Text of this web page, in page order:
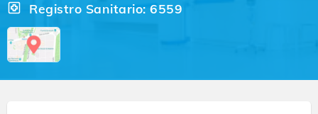
Registro Sanitario: 6559